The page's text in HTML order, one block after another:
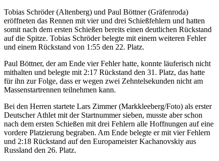
Tobias Schröder (Altenberg) und Paul Böttner (Gräfenroda)
eröffneten das Rennen mit vier und drei Schießfehlern und hatten
somit nach dem ersten Schießen bereits einen deutlichen Rückstand
auf die Spitze. Tobias Schröder belegte mit einem weiteren Fehler
und einem Rückstand von 1:55 den 22. Platz.
Paul Böttner, der am Ende vier Fehler hatte, konnte läuferisch nicht
mithalten und belegte mit 2:17 Rückstand den 31. Platz, das hatte
für ihn zur Folge, dass er wegen zwei Zehntelsekunden nicht am
Massenstartrennen teilnehmen kann.
Bei den Herren startete Lars Zimmer (Markkleeberg/Foto) als erster
Deutscher Athlet mit der Startnummer sieben, musste aber schon
nach dem ersten Schießen mit drei Fehlern alle Hoffnungen auf eine
vordere Platzierung begraben. Am Ende belegte er mit vier Fehlern
und 2:18 Rückstand auf den Europameister Kachanovskiy aus
Russland den 26. Platz.